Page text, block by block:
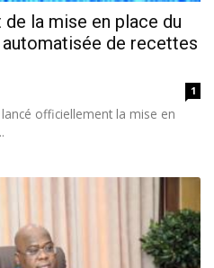
la mise en place du
de recettes
1
officiellement la mise en